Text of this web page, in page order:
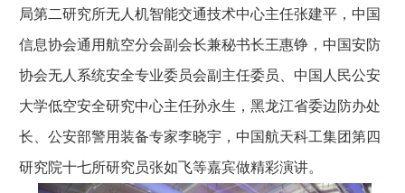
局第二研究所无人机智能交通技术中心主任张建平，中国
信息协会通用航空分会副会长兼秘书长王惠铮，中国安防
协会无人系统安全专业委员会副主任委员、中国人民公安
大学低空安全研究中心主任孙永生，黑龙江省委边防办处
长、公安部警用装备专家李晓宇，中国航天科工集团第四
研究院十七所研究员张如飞等嘉宾做精彩演讲。